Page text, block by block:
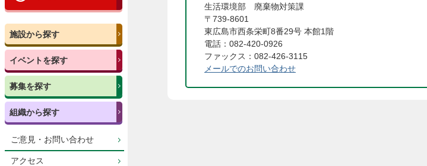
施設から探す
イベントを探す
募集を探す
組織から探す
ご意見・お問い合わせ
アクセス
生活環境部 廃棄物対策課
〒739-8601
東広島市西条栄町8番29号 本館1階
電話：082-420-0926
ファックス：082-426-3115
メールでのお問い合わせ